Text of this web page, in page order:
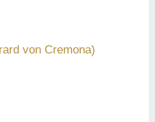
von Cremona)